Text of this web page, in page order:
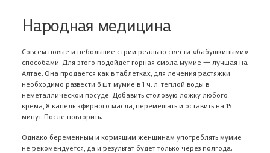
Народная медицина
Совсем новые и небольшие стрии реально свести «бабушкиными»
способами. Для этого подойдёт горная смола мумие 一 лучшая на
Алтае. Она продается как в таблетках, для лечения растяжки
необходимо развести 6 шт. мумие в 1 ч. л. теплой воды в
неметаллической посуде. Добавить столовую ложку любого
крема, 8 капель эфирного масла, перемешать и оставить на 15
минут. После повторить.
Однако беременным и кормящим женщинам употреблять мумие
не рекомендуется, да и результат будет только через полгода.